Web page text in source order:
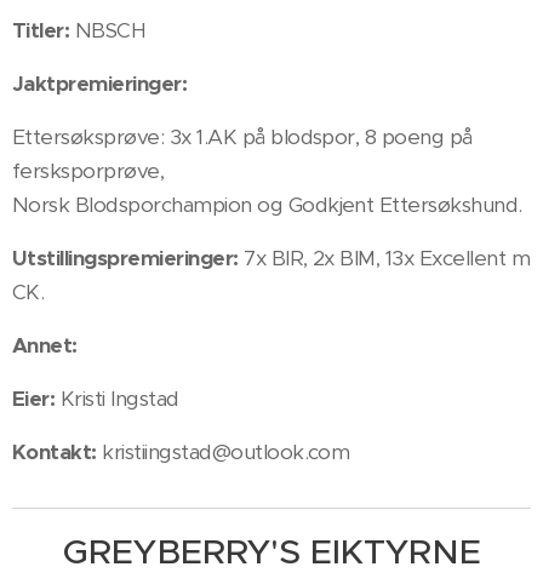
Titler: NBSCH
Jaktpremieringer:
Ettersøksprøve: 3x 1.AK på blodspor, 8 poeng på
fersksporprøve,
Norsk Blodsporchampion og Godkjent Ettersøkshund.
Utstillingspremieringer: 7x BIR, 2x BIM, 13x Excellent m
CK.
Annet:
Eier: Kristi Ingstad
Kontakt: kristiingstad@outlook.com
GREYBERRY'S EIKTYRNE